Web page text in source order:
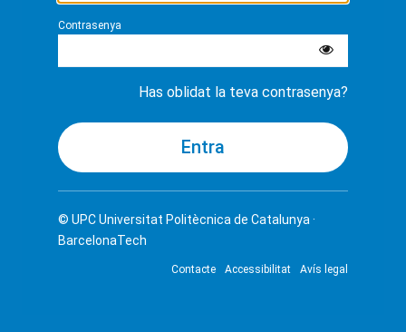
Contrasenya
Has oblidat la teva contrasenya?
© UPCUniversitat Politècnica de Catalunya ·
BarcelonaTech
Contacte Accessibilitat Avís legal